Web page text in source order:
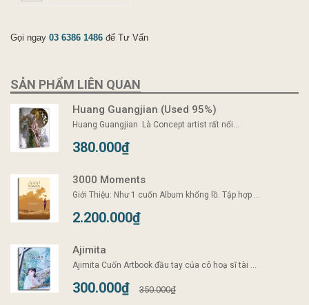
Gọi ngay 03 6386 1486 để Tư Vấn
SẢN PHẨM LIÊN QUAN
Huang Guangjian (Used 95%)
Huang Guangjian Là Concept artist rất nổi...
380.000₫
3000 Moments
Giới Thiệu: Như 1 cuốn Album khổng lồ. Tập hợp ...
2.200.000₫
Ajimita
Ajimita Cuốn Artbook đầu tay của cô hoạ sĩ tài ...
300.000₫ 350.000₫